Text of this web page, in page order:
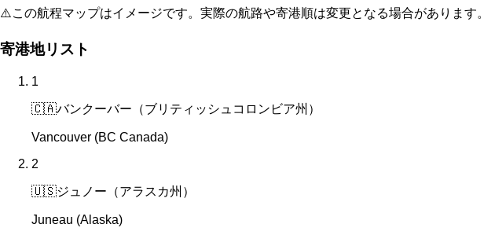
⚠️この航程マップはイメージです。実際の航路や寄港順は変更となる場合があります。
寄港地リスト
1
🇨🇦バンクーバー（ブリティッシュコロンビア州）
Vancouver (BC Canada)
2
🇺🇸ジュノー（アラスカ州）
Juneau (Alaska)